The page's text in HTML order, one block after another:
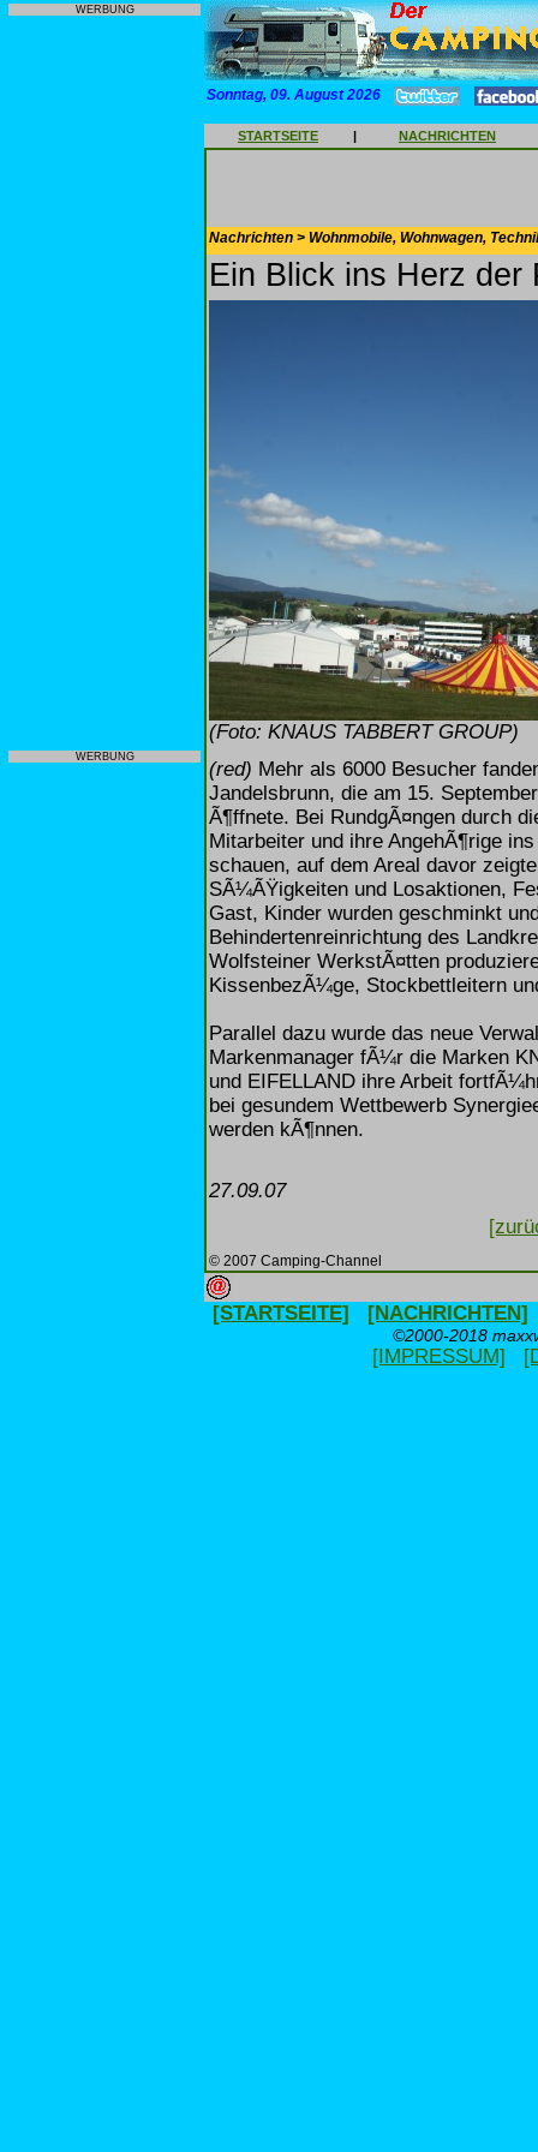
WERBUNG
WERBUNG
Sonntag, 09. August 2026
STARTSEITE | NACHRICHTEN
Nachrichten > Wohnmobile, Wohnwagen,
Ein Blick ins Herz der
(Foto: KNAUS TABBERT GROUP)
(red) Mehr als 6000 Besucher
Jandelsbrunn, die am 15.
Ã¶ffnete. Bei RundgÃ¤ngen durch
Mitarbeiter und ihre AngehÃ¶rige
schauen, auf dem Areal davor
SÃ¼ÃŸigkeiten und Losaktionen,
Gast, Kinder wurden geschminkt
Behindertenreinrichtung des
Wolfsteiner WerkstÃ¤tten
KissenbezÃ¼ge, Stockbettleitern
Parallel dazu wurde das neue
Markenmanager fÃ¼r die Marken
und EIFELLAND ihre Arbeit
bei gesundem Wettbewerb
werden kÃ¶nnen.
27.09.07
© 2007 Camping-Channel
[STARTSEITE] [NACHRICHTEN]
©2000-2018
[IMPRESSUM]